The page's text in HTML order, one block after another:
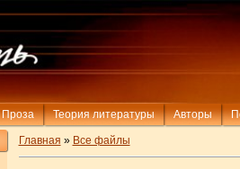
Проза Теория литературы Авторы
Главная » Все файлы